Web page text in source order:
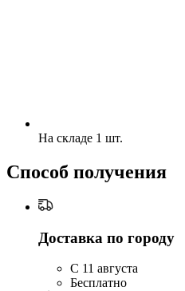
На складе 1 шт.
Способ получения
Доставка по городу
C 11 августа
Бесплатно